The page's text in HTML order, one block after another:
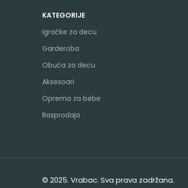
KATEGORIJE
Igračke za decu
Garderoba
Obuća za decu
Aksesoari
Oprema za bebe
Rasprodaja
© 2025. Vrabac. Sva prava zadržana.